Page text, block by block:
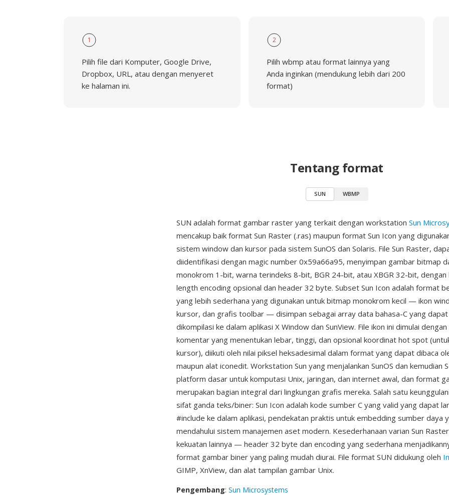
1
Pilih file dari Komputer, Google Drive,
Dropbox, URL, atau dengan menyeret
ke halaman ini.
2
Pilih wbmp atau format lainnya yang
Anda inginkan (mendukung lebih dari 200
format)
Tentang format
SUN WBMP
SUN adalah format gambar raster yang terkait dengan workstation Sun
mencakup baik format Sun Raster (.ras) maupun format Sun Icon yang
sistem window dan kursor pada sistem SunOS dan Solaris. File Sun Raster,
diidentifikasi dengan magic number 0x59a66a95, menyimpan gambar bitmap
monokrom 1-bit, warna terindeks 8-bit, BGR 24-bit, atau XBGR 32-bit,
length encoding opsional dan header 32 byte. Subset Sun Icon adalah format
yang lebih sederhana yang digunakan untuk bitmap monokrom kecil — ikon
kursor, dan grafis toolbar — disimpan sebagai array data bahasa-C yang
dikompilasi ke dalam aplikasi X Window dan SunView. File ikon ini dimulai
komentar yang menentukan lebar, tinggi, dan opsional koordinat hot spot
kursor), diikuti oleh nilai piksel heksadesimal dalam format yang dapat dibaca
maupun alat iconedit. Workstation Sun yang menjalankan SunOS dan kemudian
platform dasar untuk komputasi Unix, jaringan, dan internet awal, dan format
merupakan bagian integral dari lingkungan grafis mereka. Salah satu
sifat ganda teks/biner: Sun Icon adalah kode sumber C yang valid yang dapat
#include ke dalam aplikasi, pendekatan praktis untuk embedding sumber daya
mendahului sistem manajemen aset modern. Kesederhanaan varian Sun
kekuatan lainnya — header 32 byte dan encoding yang sederhana
format gambar biner yang paling mudah diurai. File format SUN didukung oleh
GIMP, XnView, dan alat tampilan gambar Unix.
Pengembang: Sun Microsystems